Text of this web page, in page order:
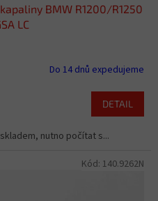
BMW R1200/R1250
LC
Do 14 dnů expedujeme
DETAIL
nutno počítat s...
Kód: 140.9262N